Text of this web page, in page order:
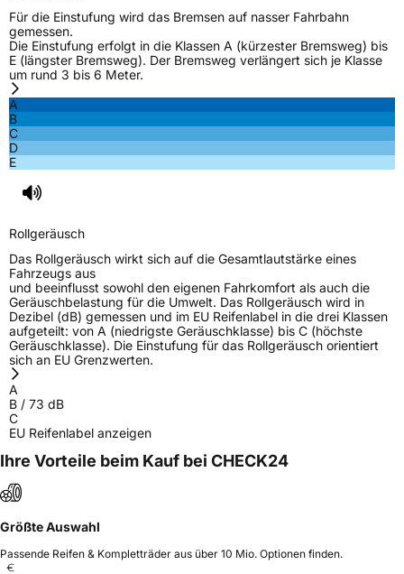
Für die Einstufung wird das Bremsen auf nasser Fahrbahn
gemessen.
Die Einstufung erfolgt in die Klassen A (kürzester Bremsweg) bis
E (längster Bremsweg). Der Bremsweg verlängert sich je Klasse
um rund 3 bis 6 Meter.
A
B
C
D
E
Rollgeräusch
Das Rollgeräusch wirkt sich auf die Gesamtlautstärke eines
Fahrzeugs aus
und beeinflusst sowohl den eigenen Fahrkomfort als auch die
Geräuschbelastung für die Umwelt. Das Rollgeräusch wird in
Dezibel (dB) gemessen und im EU Reifenlabel in die drei Klassen
aufgeteilt: von A (niedrigste Geräuschklasse) bis C (höchste
Geräuschklasse). Die Einstufung für das Rollgeräusch orientiert
sich an EU Grenzwerten.
A
B / 73 dB
C
EU Reifenlabel anzeigen
Ihre Vorteile beim Kauf bei CHECK24
Größte Auswahl
Passende Reifen & Kompletträder aus über 10 Mio. Optionen finden.